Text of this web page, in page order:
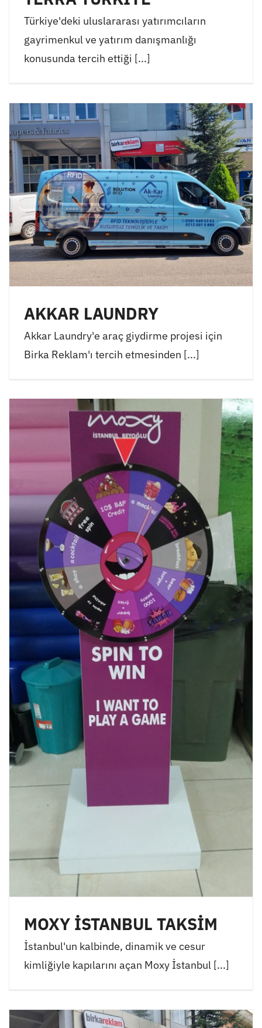
Türkiye'deki uluslararası yatırımcıların
gayrimenkul ve yatırım danışmanlığı
konusunda tercih ettiği [...]
AKKAR LAUNDRY
Akkar Laundry'e araç giydirme projesi için
Birka Reklam'ı tercih etmesinden [...]
MOXY İSTANBUL TAKSİM
İstanbul'un kalbinde, dinamik ve cesur
kimliğiyle kapılarını açan Moxy İstanbul [...]